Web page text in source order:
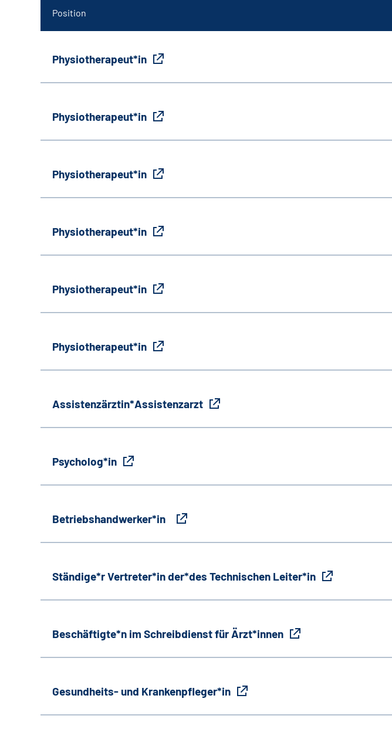
Position
Physiotherapeut*in
Physiotherapeut*in
Physiotherapeut*in
Physiotherapeut*in
Physiotherapeut*in
Physiotherapeut*in
Assistenzärztin*Assistenzarzt
Psycholog*in
Betriebshandwerker*in
Ständige*r Vertreter*in der*des Technischen Leiter*in
Beschäftigte*n im Schreibdienst für Ärzt*innen
Gesundheits- und Krankenpfleger*in